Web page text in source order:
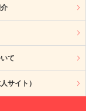
て
サイト）